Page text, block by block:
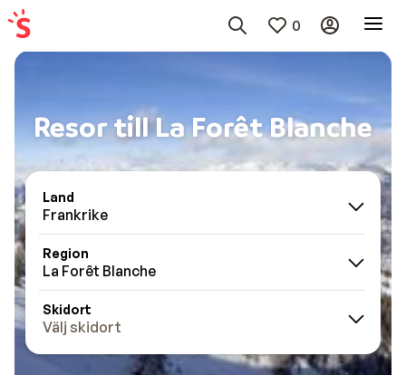
0
Resor till La Forêt Blanche
Land
Frankrike
Region
La Forêt Blanche
Skidort
Välj skidort